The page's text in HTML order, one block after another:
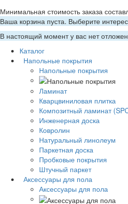
Минимальная стоимость заказа
Ваша корзина пуста. Выберите
В настоящий момент у вас нет
Каталог
Напольные покрытия
Напольные покрытия
Ламинат
Кварцвиниловая плитка
Композитный ламинат
Инженерная доска
Ковролин
Натуральный линолеум
Паркетная доска
Пробковые покрытия
Штучный паркет
Аксессуары для пола
Аксессуары для пола